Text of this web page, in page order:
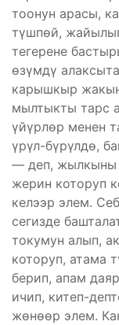
тоонун арасы,
түшпөй,
тегерене
өзүмдү
карышкыр
мылтыкты тарс
үйүрлөр менен
үрүл-бүрүлдө,
— деп, жылкыны
жерин которуп
келээр элем.
сегизде
токумун алып,
которуп, атама
берип, апам
ичип, китеп-
жөнөөр элем.